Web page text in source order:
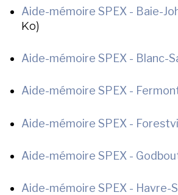
Aide-mémoire SPEX - Baie-
Ko)
Aide-mémoire SPEX - Blanc-
Aide-mémoire SPEX -
Aide-mémoire SPEX -
Aide-mémoire SPEX -
Aide-mémoire SPEX - Havre-